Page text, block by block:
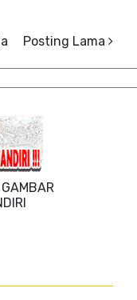
Posting Lama